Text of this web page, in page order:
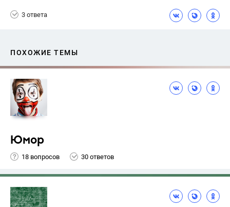
3 ответа
ПОХОЖИЕ ТЕМЫ
Юмор
18 вопросов 30 ответов